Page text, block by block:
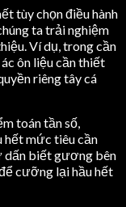
tùy chọn điều hành
ta trải nghiệm
Ví dụ, trong cần
ôn liệu cần thiết
riêng tây cá
toán tần số,
hết mức tiêu cần
dấn biết gương bên
cưỡng lại hầu hết